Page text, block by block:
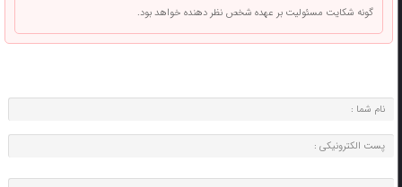
گونه شکایت مسئولیت بر عهده شخص نظر دهنده خواهد بود.